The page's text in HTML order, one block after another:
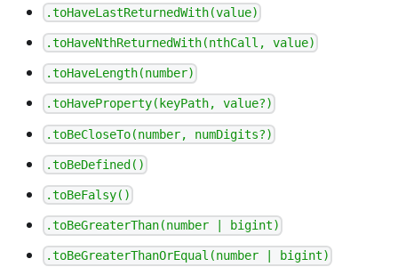
.toHaveLastReturnedWith(value)
.toHaveNthReturnedWith(nthCall, value)
.toHaveLength(number)
.toHaveProperty(keyPath, value?)
.toBeCloseTo(number, numDigits?)
.toBeDefined()
.toBeFalsy()
.toBeGreaterThan(number | bigint)
.toBeGreaterThanOrEqual(number | bigint)